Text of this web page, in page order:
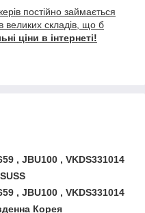
постійно займається
великих складів, що б
ціни в інтернеті!
, JBU100 , VKDS331014
, JBU100 , VKDS331014
Корея